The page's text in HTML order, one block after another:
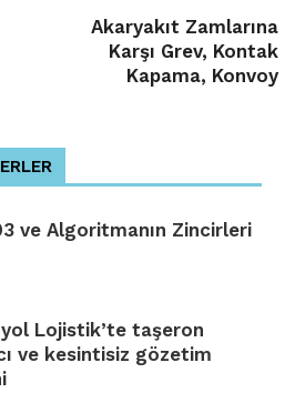
Akaryakıt Zamlarına
Karşı Grev, Kontak
Kapama, Konvoy
ve Algoritmanın Zincirleri
Lojistik’te taşeron
ve kesintisiz gözetim